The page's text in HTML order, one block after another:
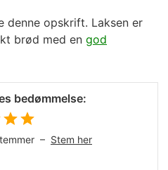
denne opskrift. Laksen er
brød med en god
bedømmelse:
– Stem her